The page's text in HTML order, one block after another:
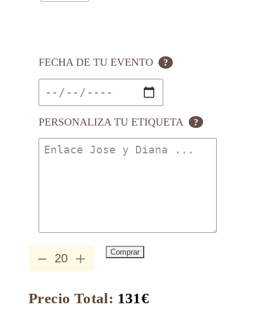
FECHA DE TU EVENTO ?
PERSONALIZA TU ETIQUETA ?
Mini
Bouquets
Suculentas
en
Comprar
Precio Total: 131€